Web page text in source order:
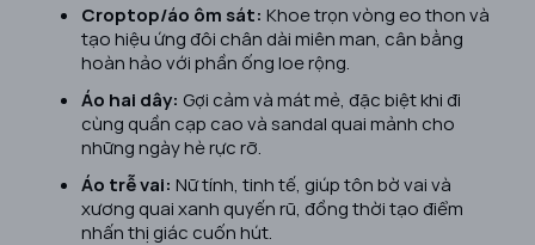
Croptop/áo ôm sát: Khoe trọn vòng eo thon và
tạo hiệu ứng đôi chân dài miên man, cân bằng
hoàn hảo với phần ống loe rộng.
Áo hai dây: Gợi cảm và mát mẻ, đặc biệt khi đi
cùng quần cạp cao và sandal quai mảnh cho
những ngày hè rực rỡ.
Áo trễ vai: Nữ tính, tinh tế, giúp tôn bờ vai và
xương quai xanh quyến rũ, đồng thời tạo điểm
nhấn thị giác cuốn hút.